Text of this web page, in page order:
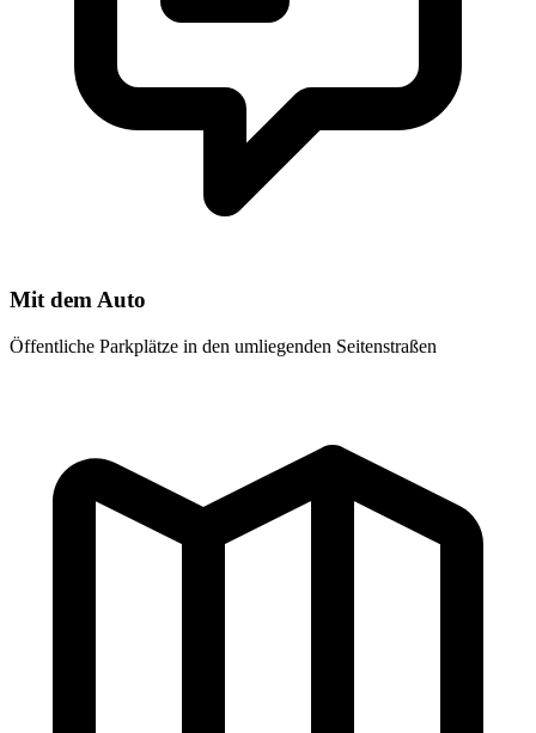
Mit dem Auto
Öffentliche Parkplätze in den umliegenden Seitenstraßen